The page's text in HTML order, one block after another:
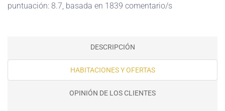
puntuación: 8.7, basada en 1839 comentario/s
DESCRIPCIÓN
HABITACIONES Y OFERTAS
OPINIÓN DE LOS CLIENTES